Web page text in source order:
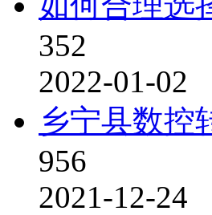
352
2022-01-02
乡宁县数控
956
2021-12-24